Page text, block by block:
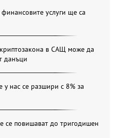
услуги ще са
в САЩ може да
данъци
у нас се разшири с 8% за
се повишават до тригодишен